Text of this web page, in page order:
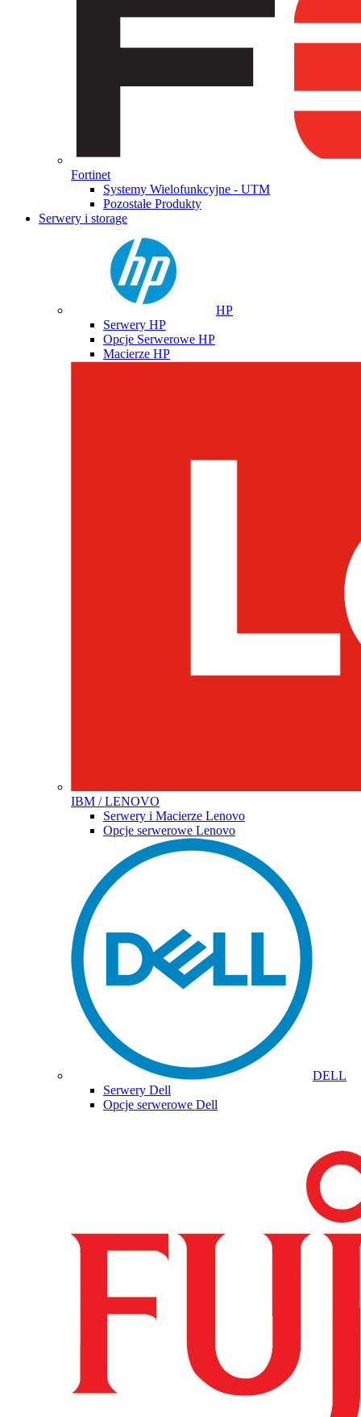
Fortinet
Systemy Wielofunkcyjne - UTM
Pozostałe Produkty
Serwery i storage
HP
Serwery HP
Opcje Serwerowe HP
Macierze HP
IBM / LENOVO
Serwery i Macierze Lenovo
Opcje serwerowe Lenovo
DELL
Serwery Dell
Opcje serwerowe Dell